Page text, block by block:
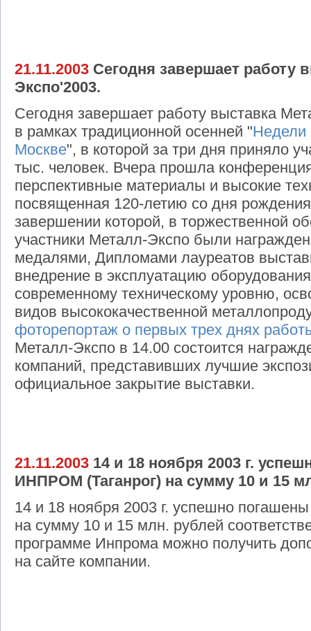
21.11.2003 Сегодня завершает работу
Экспо'2003.
Сегодня завершает работу выставка
в рамках традиционной осенней "Недели
Москве", в которой за три дня приняло
тыс. человек. Вчера прошла
перспективные материалы и высокие
посвященная 120-летию со дня
завершении которой, в торжественной
участники Металл-Экспо были
медалями, Дипломами лауреатов
внедрение в эксплуатацию
современному техническому уровню,
видов высококачественной
фоторепортаж о первых трех днях
Металл-Экспо в 14.00 состоится
компаний, представивших лучшие
официальное закрытие выставки.
21.11.2003 14 и 18 ноября 2003 г.
ИНПРОМ (Таганрог) на сумму 10 и 15
14 и 18 ноября 2003 г. успешно
на сумму 10 и 15 млн. рублей
программе Инпрома можно получить
на сайте компании.